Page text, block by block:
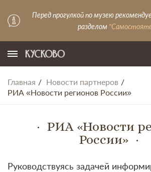
Перед прогулкой по музею
разделом
Главная
Новости партнеров
РИА «Новости регионов России»
РИА «Новости
России»
Руководствуясь задачей